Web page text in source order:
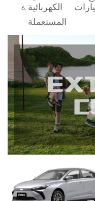
الكهربائية
المستعملة